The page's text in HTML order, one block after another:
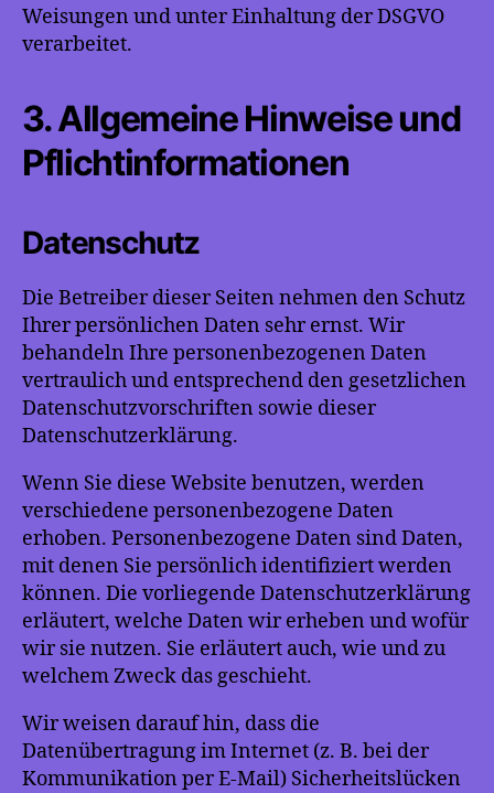
Weisungen und unter Einhaltung der DSGVO
verarbeitet.
3. Allgemeine Hinweise und
Pflicht­informationen
Datenschutz
Die Betreiber dieser Seiten nehmen den Schutz
Ihrer persönlichen Daten sehr ernst. Wir
behandeln Ihre personenbezogenen Daten
vertraulich und entsprechend den gesetzlichen
Datenschutzvorschriften sowie dieser
Datenschutzerklärung.
Wenn Sie diese Website benutzen, werden
verschiedene personenbezogene Daten
erhoben. Personenbezogene Daten sind Daten,
mit denen Sie persönlich identifiziert werden
können. Die vorliegende Datenschutzerklärung
erläutert, welche Daten wir erheben und wofür
wir sie nutzen. Sie erläutert auch, wie und zu
welchem Zweck das geschieht.
Wir weisen darauf hin, dass die
Datenübertragung im Internet (z. B. bei der
Kommunikation per E-Mail) Sicherheitslücken